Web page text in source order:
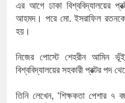
এর আগে ঢাকা বিশ্ববিদ্যালয়ের
আহমদ। পরে মো.ইসরাফিল রতনকে
হয়।
নিজের পোস্টে শেহরীন আমিন
বিশ্ববিদ্যালয়ের সহকারী প্রক্টর পদ
তিনি লেখেন, ‘শিক্ষকতা পেশার ৭